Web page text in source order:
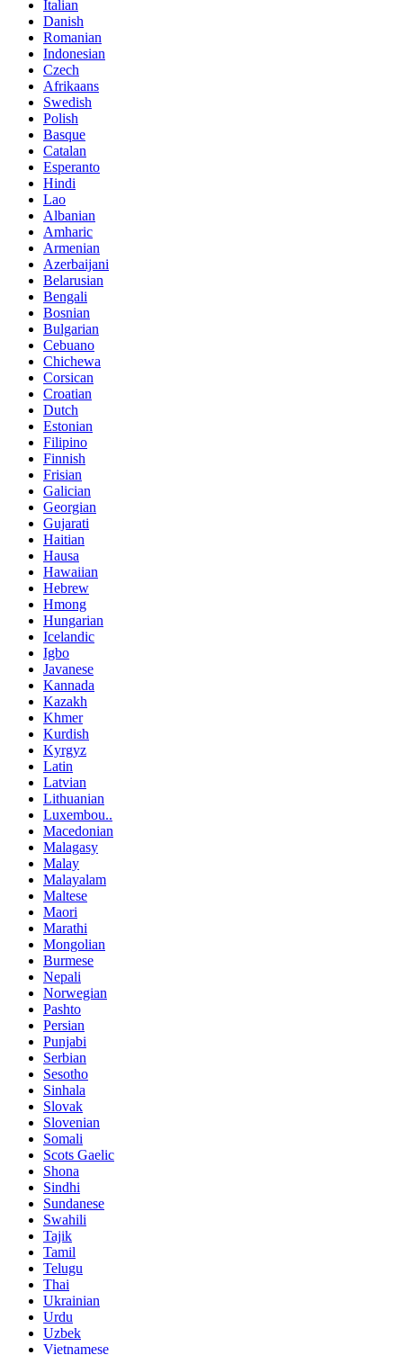
Italian
Danish
Romanian
Indonesian
Czech
Afrikaans
Swedish
Polish
Basque
Catalan
Esperanto
Hindi
Lao
Albanian
Amharic
Armenian
Azerbaijani
Belarusian
Bengali
Bosnian
Bulgarian
Cebuano
Chichewa
Corsican
Croatian
Dutch
Estonian
Filipino
Finnish
Frisian
Galician
Georgian
Gujarati
Haitian
Hausa
Hawaiian
Hebrew
Hmong
Hungarian
Icelandic
Igbo
Javanese
Kannada
Kazakh
Khmer
Kurdish
Kyrgyz
Latin
Latvian
Lithuanian
Luxembou..
Macedonian
Malagasy
Malay
Malayalam
Maltese
Maori
Marathi
Mongolian
Burmese
Nepali
Norwegian
Pashto
Persian
Punjabi
Serbian
Sesotho
Sinhala
Slovak
Slovenian
Somali
Scots Gaelic
Shona
Sindhi
Sundanese
Swahili
Tajik
Tamil
Telugu
Thai
Ukrainian
Urdu
Uzbek
Vietnamese